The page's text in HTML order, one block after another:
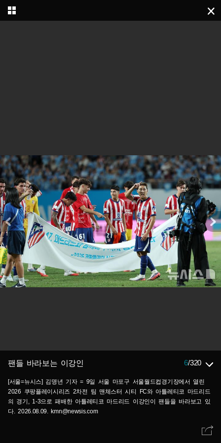
팬들 바라보는 이강인 6/320
[서울=뉴시스] 김명년 기자 = 9일 서울 마포구 서울월드컵경기장에서 열린
2026 쿠팡플레이시리즈 2차전 팀 맨체스터 시티 FC와 아틀레티코 마드리드
의 경기, 1-3으로 패배한 아틀레티코 마드리드 이강인이 팬들을 바라보고 있
다. 2026.08.09. kmn@newsis.com